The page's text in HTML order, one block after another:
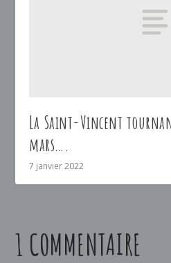
La Saint-Vincent
mars….
7 janvier 2022
1 COMMENTAIRE